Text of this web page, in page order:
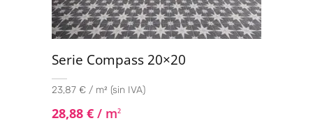
Serie Compass 20×20
23,87 € / m² (sin IVA)
28,88 € / m2